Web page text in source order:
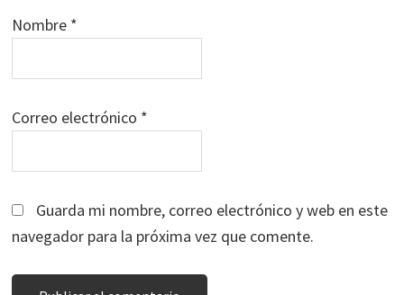
Nombre *
Correo electrónico *
Guarda mi nombre, correo electrónico y web en este
navegador para la próxima vez que comente.